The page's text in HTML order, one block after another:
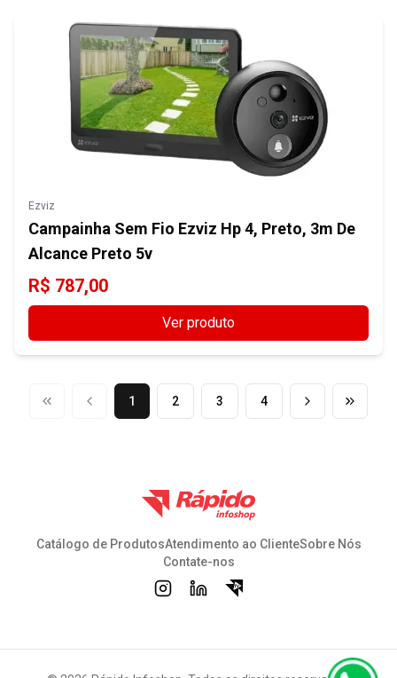
Ezviz
Campainha Sem Fio Ezviz Hp 4, Preto, 3m De
Alcance Preto 5v
R$ 787,00
Ver produto
1 2 3 4
Catálogo de ProdutosAtendimento ao ClienteSobre Nós
Contate-nos